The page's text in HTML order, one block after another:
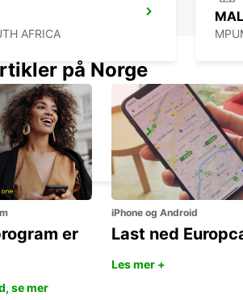
AFRICA
AFRICA
på Norge
er
se mer
iPhone og Android
Last ned
Les mer +